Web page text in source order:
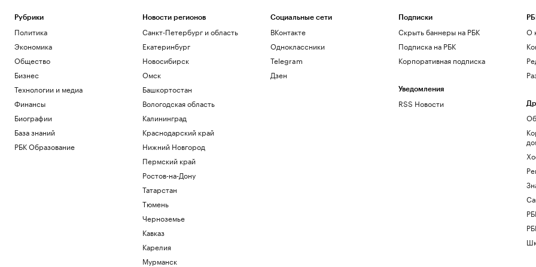
Рубрики
Политика
Экономика
Общество
Бизнес
Технологии и медиа
Финансы
Биографии
База знаний
РБК Образование
Новости регионов
Санкт-Петербург и область
Екатеринбург
Новосибирск
Омск
Башкортостан
Вологодская область
Калининград
Краснодарский край
Нижний Новгород
Пермский край
Ростов-на-Дону
Татарстан
Тюмень
Черноземье
Кавказ
Карелия
Мурманск
Социальные сети
ВКонтакте
Одноклассники
Telegram
Дзен
Подписки
Скрыть баннеры на РБК
Подписка на РБК
Корпоративная подписка
Уведомления
RSS Новости
О